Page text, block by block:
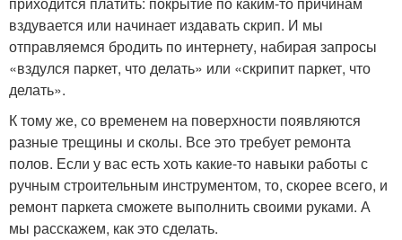
вздувается или начинает издавать скрип. И мы
отправляемся бродить по интернету, набирая запросы
«вздулся паркет, что делать» или «скрипит паркет, что
делать».
К тому же, со временем на поверхности появляются
разные трещины и сколы. Все это требует ремонта
полов. Если у вас есть хоть какие-то навыки работы с
ручным строительным инструментом, то, скорее всего, и
ремонт паркета сможете выполнить своими руками. А
мы расскажем, как это сделать.